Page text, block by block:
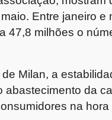
Entre janeiro
47,8 milhões o
Milan, a
abastecimento da
na